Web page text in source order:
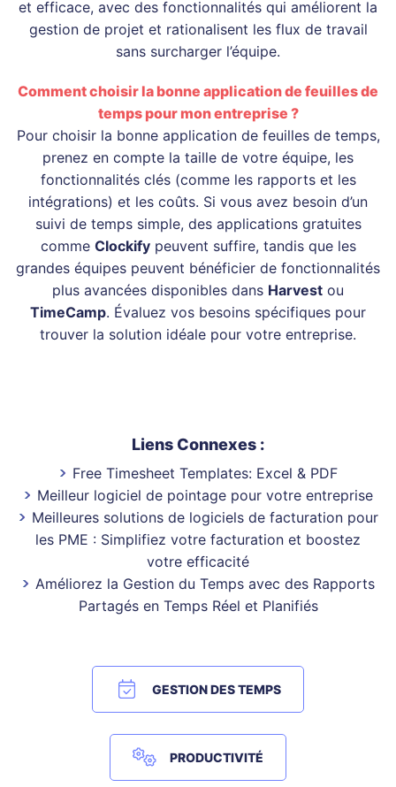
et efficace, avec des fonctionnalités qui améliorent la
gestion de projet et rationalisent les flux de travail
sans surcharger l’équipe.
Comment choisir la bonne application de feuilles de
temps pour mon entreprise ?
Pour choisir la bonne application de feuilles de temps,
prenez en compte la taille de votre équipe, les
fonctionnalités clés (comme les rapports et les
intégrations) et les coûts. Si vous avez besoin d’un
suivi de temps simple, des applications gratuites
comme Clockifypeuvent suffire, tandis que les
grandes équipes peuvent bénéficier de fonctionnalités
plus avancées disponibles dans Harvest ou
TimeCamp. Évaluez vos besoins spécifiques pour
trouver la solution idéale pour votre entreprise.
Liens Connexes :
Free Timesheet Templates: Excel & PDF
Meilleur logiciel de pointage pour votre entreprise
Meilleures solutions de logiciels de facturation pour
les PME : Simplifiez votre facturation et boostez
votre efficacité
Améliorez la Gestion du Temps avec des Rapports
Partagés en Temps Réel et Planifiés
GESTION DES TEMPS
PRODUCTIVITÉ